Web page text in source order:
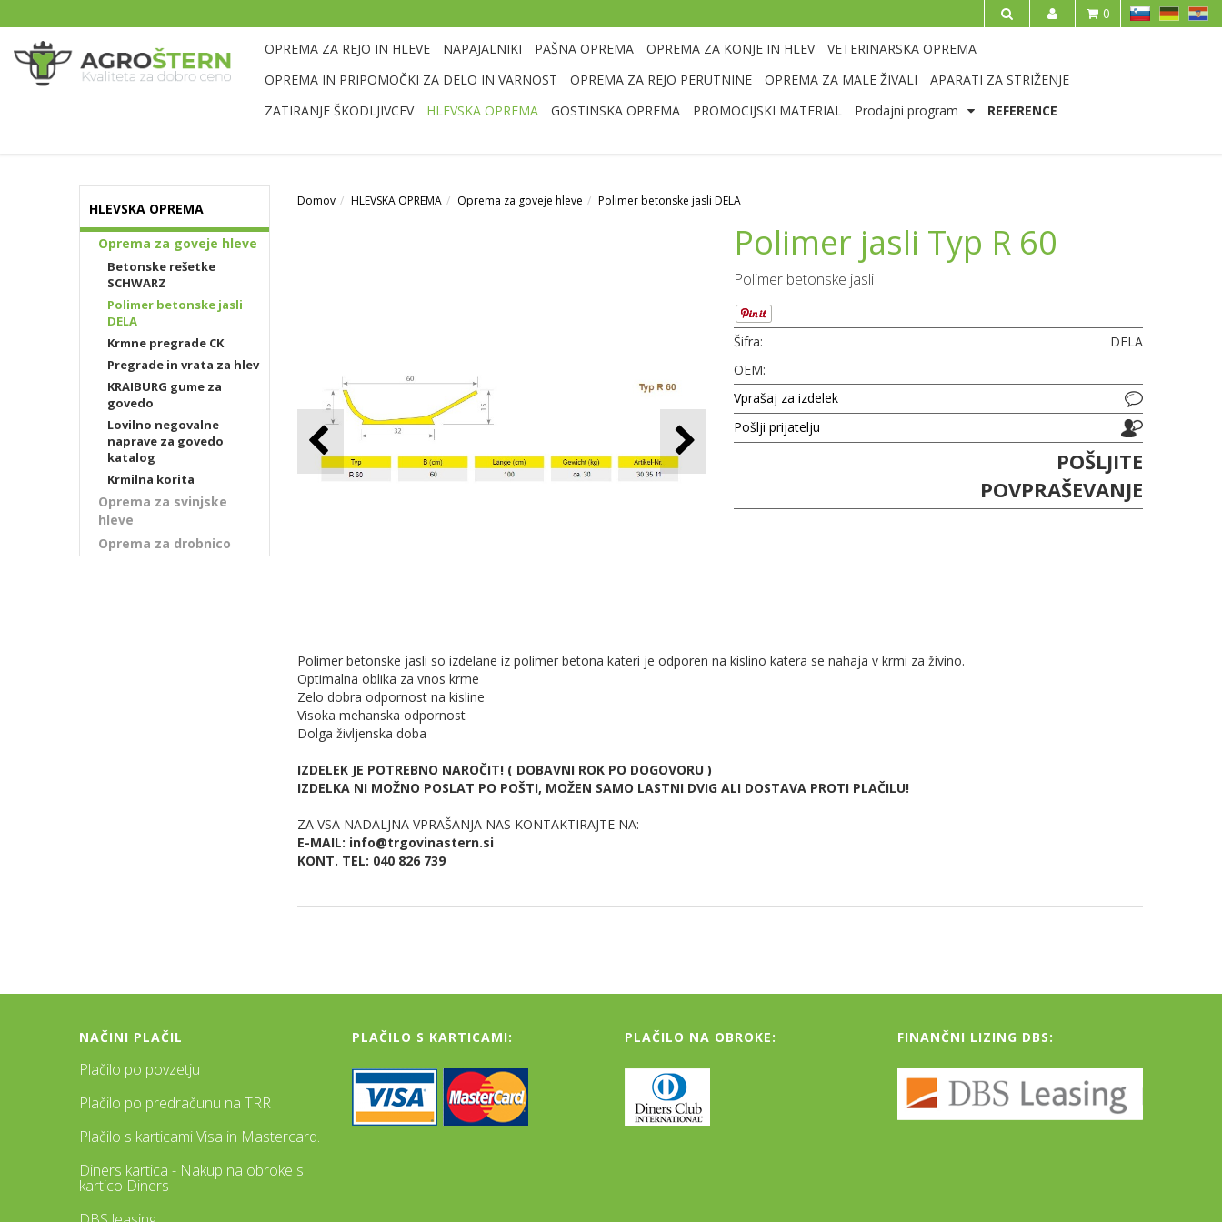
SL HR
0
OPREMA ZA REJO IN HLEVE NAPAJALNIKI PAŠNA OPREMA OPREMA ZA KONJE IN HLEV
VETERINARSKA OPREMA
OPREMA IN PRIPOMOČKI ZA DELO IN VARNOST
OPREMA ZA REJO PERUTNINE OPREMA ZA MALE ŽIVALI
APARATI ZA STRIŽENJE
ZATIRANJE ŠKODLJIVCEV
HLEVSKA OPREMA GOSTINSKA OPREMA PROMOCIJSKI MATERIAL Prodajni program REFERENCE
HLEVSKA OPREMA
Oprema za goveje hleve
Betonske rešetke
SCHWARZ
Polimer betonske jasli
DELA
Krmne pregrade CK
Pregrade in vrata za hlev
KRAIBURG gume za
govedo
Lovilno negovalne
naprave za govedo
katalog
Krmilna korita
Oprema za svinjske
hleve
Oprema za drobnico
Domov HLEVSKA OPREMA Oprema za goveje hleve Polimer betonske jasli DELA
Polimer jasli Typ R 60
Polimer betonske jasli
Šifra:
DELA
OEM:
Vprašaj za izdelek
Pošlji prijatelju
POŠLJITE
POVPRAŠEVANJE
Polimer betonske jasli so izdelane iz polimer betona kateri je odporen na kislino katera se nahaja v krmi za živino.
Optimalna oblika za vnos krme
Zelo dobra odpornost na kisline
Visoka mehanska odpornost
Dolga življenska doba
IZDELEK JE POTREBNO NAROČIT! ( DOBAVNI ROK PO DOGOVORU )
IZDELKA NI MOŽNO POSLAT PO POŠTI, MOŽEN SAMO LASTNI DVIG ALI DOSTAVA PROTI PLAČILU!
ZA VSA NADALJNA VPRAŠANJA NAS KONTAKTIRAJTE NA:
E-MAIL: info@trgovinastern.si
KONT. TEL: 040 826 739
NAČINI PLAČIL
Plačilo po povzetju
Plačilo po predračunu na TRR
Plačilo s karticami Visa in Mastercard.
Diners kartica - Nakup na obroke s
kartico Diners
PLAČILO S KARTICAMI: PLAČILO NA OBROKE: FINANČNI LIZING DBS: